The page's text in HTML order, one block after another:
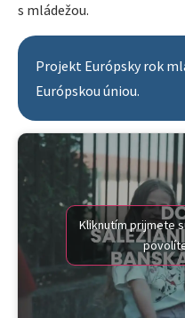
s mládežou.
Projekt Európsky rok
Európskou úniou.
Kliknutím prijmete